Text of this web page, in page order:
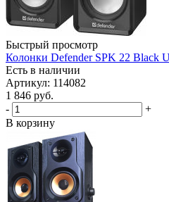
Быстрый просмотр
Колонки Defender SPK 22 Black
Есть в наличии
Артикул: 114082
1 846 руб.
-
+
В корзину